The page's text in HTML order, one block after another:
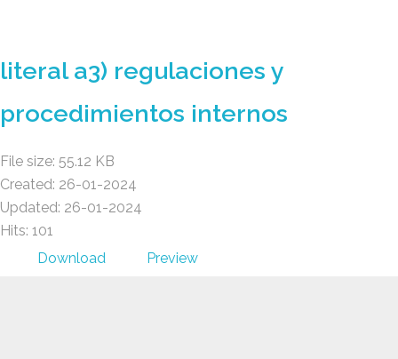
literal a3) regulaciones y
procedimientos internos
File size: 55.12 KB
Created: 26-01-2024
Updated: 26-01-2024
Hits: 101
Download
Preview